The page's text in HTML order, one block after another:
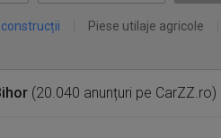
Piese utilaje agricole
(20.040 anunțuri pe CarZZ.ro)